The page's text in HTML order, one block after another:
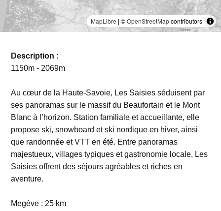
MapLibre | ©OpenStreetMapcontributors
Description :
1150m - 2069m
Au cœur de la Haute-Savoie, Les Saisies séduisent par
ses panoramas sur le massif du Beaufortain et le Mont
Blanc à l’horizon. Station familiale et accueillante, elle
propose ski, snowboard et ski nordique en hiver, ainsi
que randonnée et VTT en été. Entre panoramas
majestueux, villages typiques et gastronomie locale, Les
Saisies offrent des séjours agréables et riches en
aventure.
Megève : 25 km